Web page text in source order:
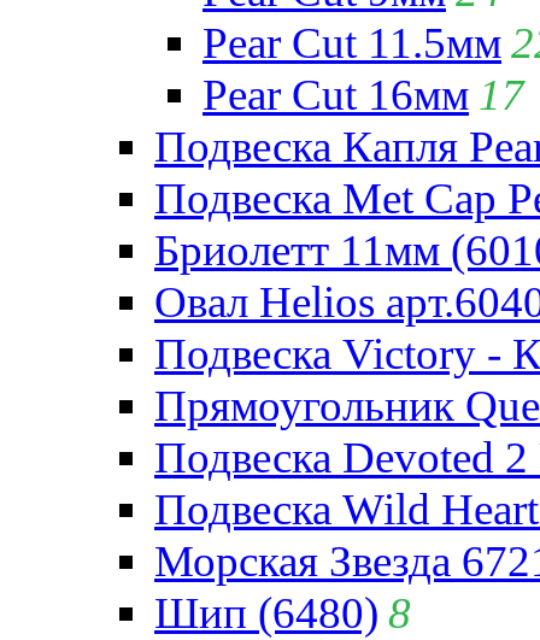
Pear Cut 11.5мм
Pear Cut 16мм 17
Подвеска Капля
Подвеска Met Cap
Бриолетт 11мм
Овал Helios
Подвеска Victory -
Прямоугольник
Подвеска Devoted
Подвеска Wild
Морская Звезда
Шип (6480) 8